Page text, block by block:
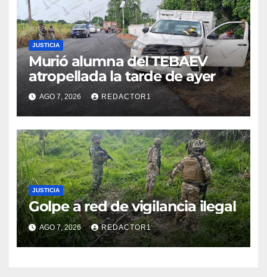
JUSTICIA
Murió alumna del TEBAEV
atropellada la tarde de ayer
AGO 7, 2026 REDACTOR1
JUSTICIA
Golpe a red de vigilancia ilegal
AGO 7, 2026 REDACTOR1